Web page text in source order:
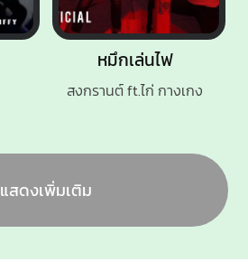
หมึกเล่นไฟ
สงกรานต์ ft.ไก่ กางเกง
แสดงเพิ่มเติม